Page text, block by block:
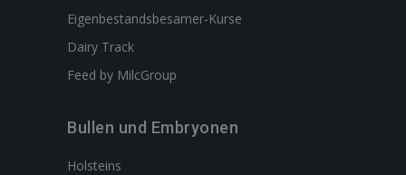
Eigenbestandsbesamer-Kurse
Dairy Track
Feed by MilcGroup
Bullen und Embryonen
Holsteins